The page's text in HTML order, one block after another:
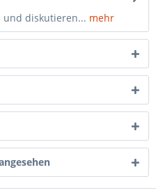
und diskutieren... mehr